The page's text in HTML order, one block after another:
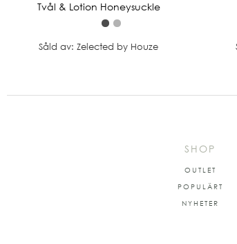
Tvål & Lotion Honeysuckle
Såld av: Zelected by Houze
SHOP
OUTLET
POPULÄRT
NYHETER